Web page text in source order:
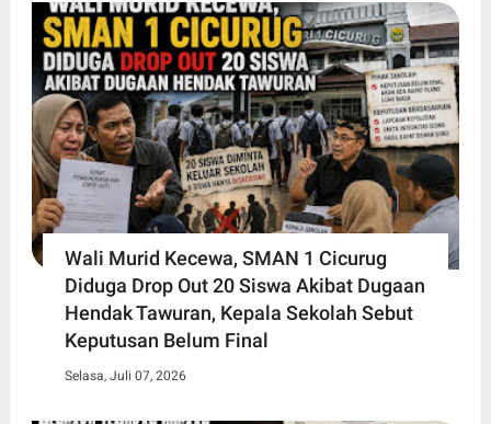
Wali Murid Kecewa, SMAN 1 Cicurug
Diduga Drop Out 20 Siswa Akibat Dugaan
Hendak Tawuran, Kepala Sekolah Sebut
Keputusan Belum Final
Selasa, Juli 07, 2026